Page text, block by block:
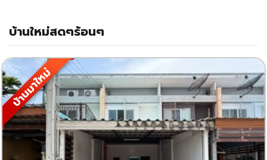
บ้านใหม่สดๆร้อนๆ
บ้านมาใหม่